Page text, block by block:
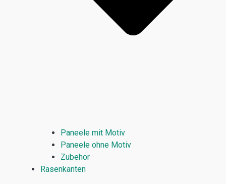
Paneele mit Motiv
Paneele ohne Motiv
Zubehör
Rasenkanten